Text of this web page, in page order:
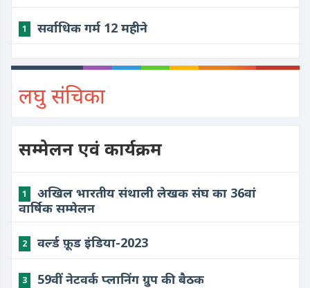
1 सर्वाधिक गर्म 12 महीने
लघु संचिका
सम्मेलन एवं कार्यक्रम
1
अखिल भारतीय संथाली लेखक संघ का 36वां
वार्षिक सम्मेलन
2 वर्ल्ड फ़ूड इंडिया-2023
3 59वीं नेटवर्क प्लानिंग ग्रुप की बैठक